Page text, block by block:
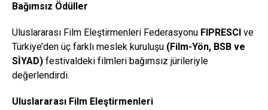
Bağımsız Ödüller
Uluslararası Film Eleştirmenleri Federasyonu FIPRESCI ve
Türkiye’den üç farklı meslek kuruluşu (Film-Yön, BSB ve
SİYAD) festivaldeki filmleri bağımsız jürileriyle
değerlendirdi.
Uluslararası Film Eleştirmenleri